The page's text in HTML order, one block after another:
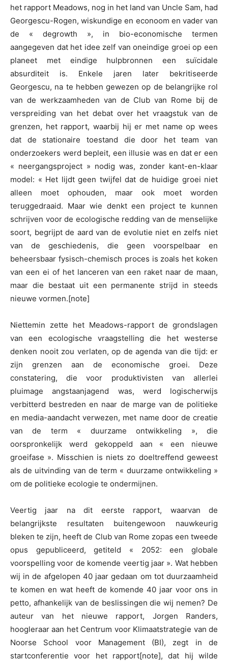
het rapport Meadows, nog in het land van Uncle Sam, had
Georgescu-Rogen, wiskundige en econoom en vader van
de « degrowth », in bio-economische termen
aangegeven dat het idee zelf van oneindige groei op een
planeet met eindige hulpbronnen een suïcidale
absurditeit is. Enkele jaren later bekritiseerde
Georgescu, na te hebben gewezen op de belangrijke rol
van de werkzaamheden van de Club van Rome bij de
verspreiding van het debat over het vraagstuk van de
grenzen, het rapport, waarbij hij er met name op wees
dat de stationaire toestand die door het team van
onderzoekers werd bepleit, een illusie was en dat er een
« neergangsproject » nodig was, zonder kant-en-klaar
model: « Het lijdt geen twijfel dat de huidige groei niet
alleen moet ophouden, maar ook moet worden
teruggedraaid. Maar wie denkt een project te kunnen
schrijven voor de ecologische redding van de menselijke
soort, begrijpt de aard van de evolutie niet en zelfs niet
van de geschiedenis, die geen voorspelbaar en
beheersbaar fysisch-chemisch proces is zoals het koken
van een ei of het lanceren van een raket naar de maan,
maar die bestaat uit een permanente strijd in steeds
nieuwe vormen.[note]
Niettemin zette het Meadows-rapport de grondslagen
van een ecologische vraagstelling die het westerse
denken nooit zou verlaten, op de agenda van die tijd: er
zijn grenzen aan de economische groei. Deze
constatering, die voor produktivisten van allerlei
pluimage angstaanjagend was, werd logischerwijs
verbitterd bestreden en naar de marge van de politieke
en media-aandacht verwezen, met name door de creatie
van de term « duurzame ontwikkeling », die
oorspronkelijk werd gekoppeld aan « een nieuwe
groeifase ». Misschien is niets zo doeltreffend geweest
als de uitvinding van de term « duurzame ontwikkeling »
om de politieke ecologie te ondermijnen.
Veertig jaar na dit eerste rapport, waarvan de
belangrijkste resultaten buitengewoon nauwkeurig
bleken te zijn, heeft de Club van Rome zopas een tweede
opus gepubliceerd, getiteld « 2052: een globale
voorspelling voor de komende veertig jaar ». Wat hebben
wij in de afgelopen 40 jaar gedaan om tot duurzaamheid
te komen en wat heeft de komende 40 jaar voor ons in
petto, afhankelijk van de beslissingen die wij nemen? De
auteur van het nieuwe rapport, Jorgen Randers,
hoogleraar aan het Centrum voor Klimaatstrategie van de
Noorse School voor Management (BI), zegt in de
startconferentie voor het rapport[note], dat hij wilde